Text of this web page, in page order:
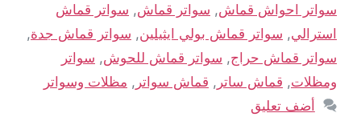
سواتر احواش قماش, سواتر قماش, سواتر قماش
استرالي, سواتر قماش بولي ايثيلين, سواتر قماش جدة,
سواتر قماش حراج, سواتر قماش للحوش, سواتر
ومظلات, قماش ساتر , قماش سواتر , مظلات وسواتر
أضف تعليق